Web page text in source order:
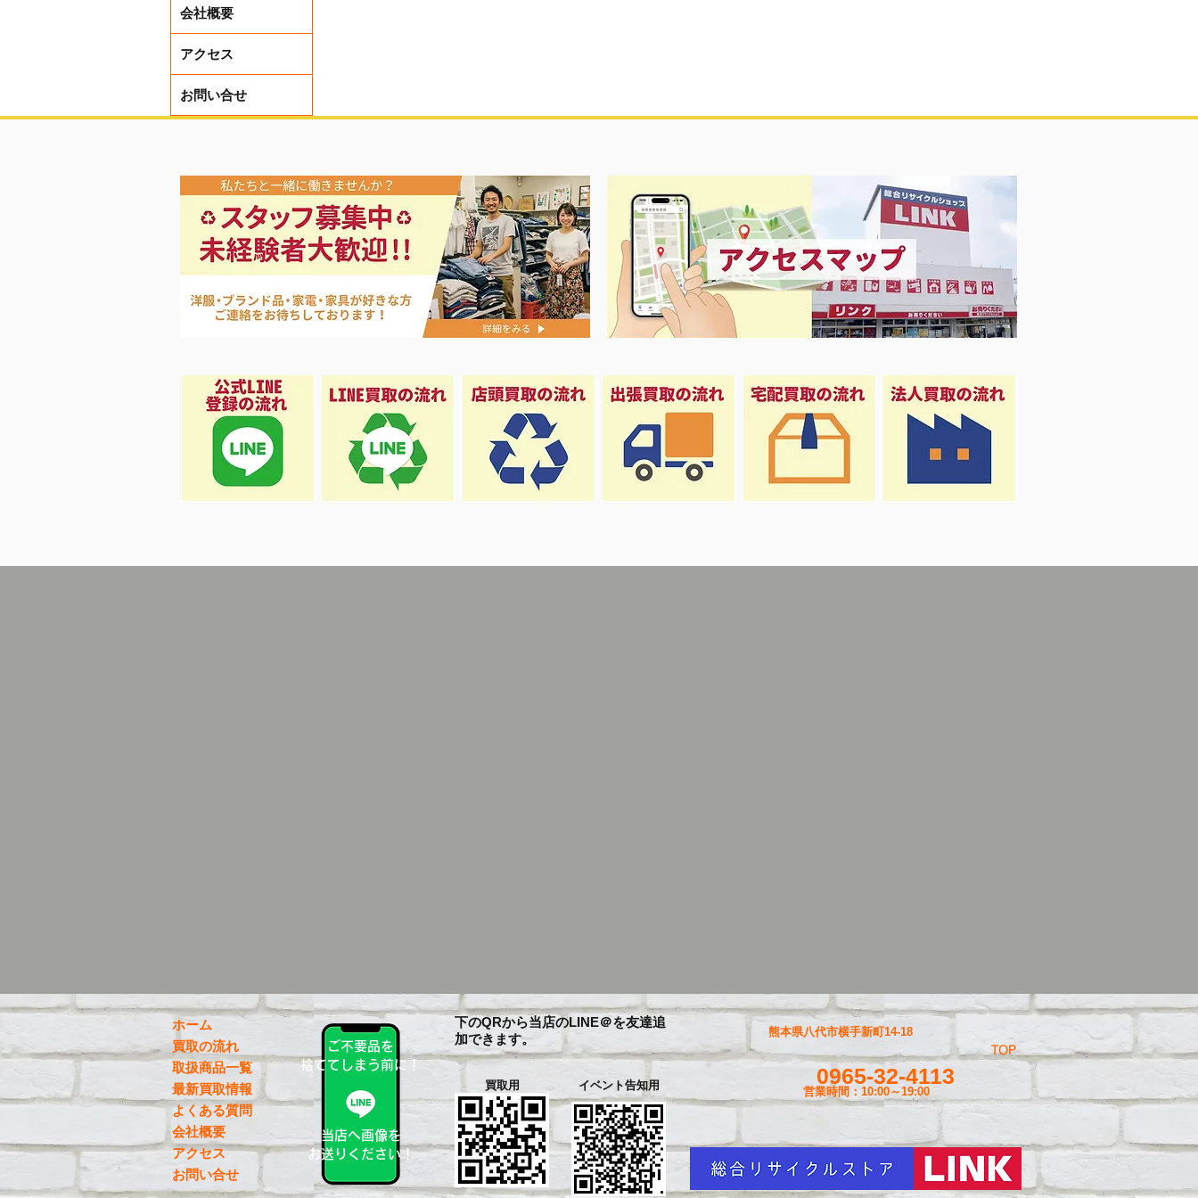
会社概要
アクセス
お問い合せ
ホーム
買取の流れ
取扱商品一覧
最新買取情報
よくある質問
会社概要
アクセス
お問い合せ
ご不要品を
捨ててしまう前に！
当店へ画像を
お送りください！
下のQRから当店のLINE＠を友達追
加できます。
買取用 イベント告知用
TOP
0965-32-4113
営業時間：10:00～19:00
熊本県八代市横手新町14-18